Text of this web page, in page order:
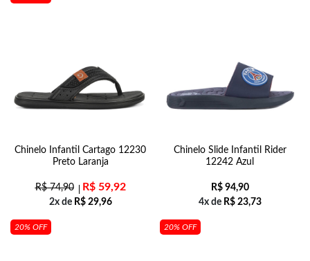
Chinelo Infantil Cartago 12230
Preto Laranja
R$74,90 R$59,92
2x de R$29,96
Chinelo Slide Infantil Rider
12242 Azul
R$94,90
4x de R$23,73
20% OFF 20% OFF